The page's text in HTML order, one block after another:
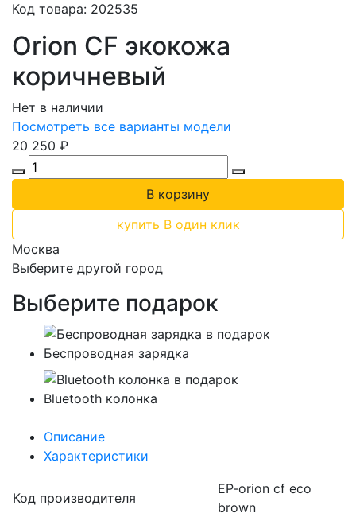
Код товара: 202535
Orion CF экокожа
коричневый
Нет в наличии
Посмотреть все варианты модели
20 250 ₽
В корзину
купить В один клик
Москва
Выберите другой город
Выберите подарок
Беспроводная зарядка
Bluetooth колонка
Описание
Характеристики
Код производителя
EP-orion cf eco
brown